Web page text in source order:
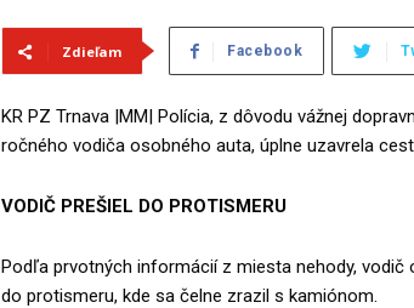
Zdieľam Facebook
KR PZ Trnava |MM| Polícia, z dôvodu vážnej
ročného vodiča osobného auta, úplne uzavrela
VODIČ PREŠIEL DO PROTISMERU
Podľa prvotných informácií z miesta nehody,
do protismeru, kde sa čelne zrazil s kamiónom.